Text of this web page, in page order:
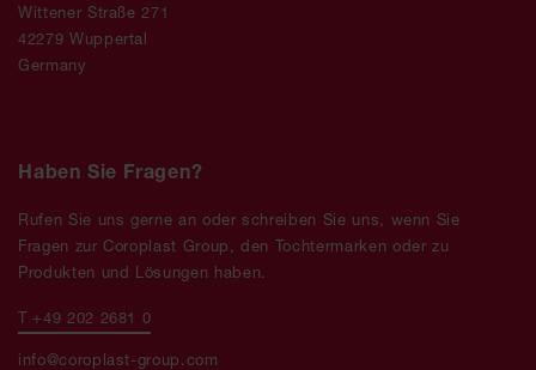
Wittener Straße 271
42279 Wuppertal
Germany
Haben Sie Fragen?
Rufen Sie uns gerne an oder schreiben Sie uns, wenn Sie
Fragen zur Coroplast Group, den Tochtermarken oder zu
Produkten und Lösungen haben.
T +49 202 2681 0
info@coroplast-group.com